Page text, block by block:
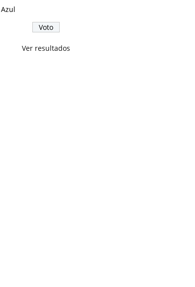
Ver resultados